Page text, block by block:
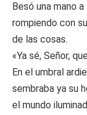
Besó una mano a
rompiendo con
de las cosas.
«Ya sé, Señor,
En el umbral
sembraba ya su
el mundo